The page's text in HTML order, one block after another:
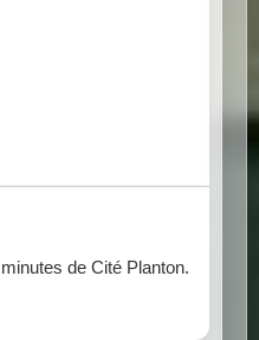
de Cité Planton.